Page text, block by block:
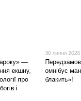
—
екшну,
про
і
30 липня 2026
омнібус
блакить»!